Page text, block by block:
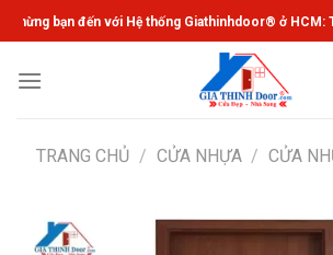
Chuyển
đến
dung
với Hệ thống Giathinhdoor® ở HCM: Tân Phú,
TRANG CHỦ / CỬA NHỰA / CỬA